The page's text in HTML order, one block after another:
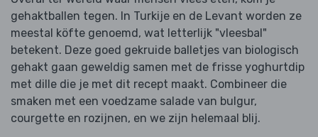
gehaktballen tegen. In Turkije en de Levant worden ze
meestal köfte genoemd, wat letterlijk "vleesbal"
betekent. Deze goed gekruide balletjes van biologisch
gehakt gaan geweldig samen met de frisse yoghurtdip
met dille die je met dit recept maakt. Combineer die
smaken met een voedzame salade van bulgur,
courgette en rozijnen, en we zijn helemaal blij.